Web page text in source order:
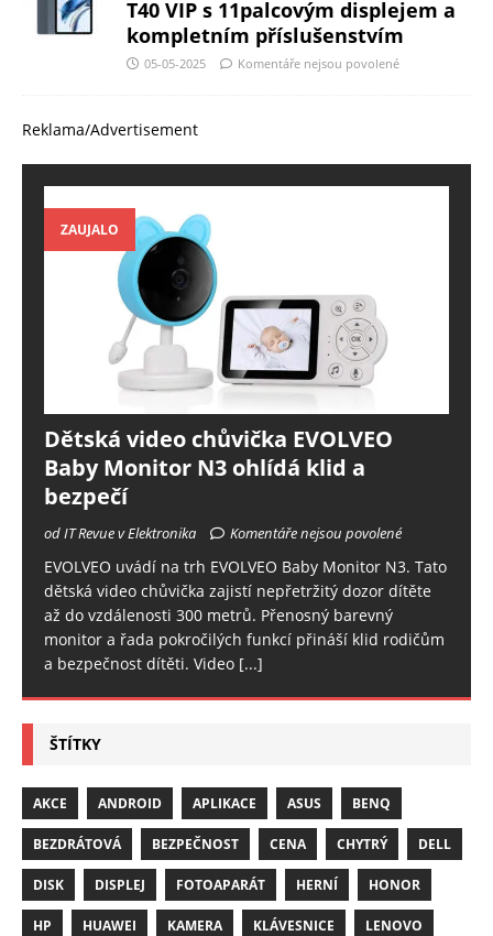
T40 VIP s 11palcovým displejem a
kompletním příslušenstvím
05-05-2025 Komentáře nejsou povolené
Reklama/Advertisement
ZAUJALO
Dětská video chůvička EVOLVEO
Baby Monitor N3 ohlídá klid a
bezpečí
od IT Revue v Elektronika Komentáře nejsou povolené
EVOLVEO uvádí na trh EVOLVEO Baby Monitor N3. Tato
dětská video chůvička zajistí nepřetržitý dozor dítěte
až do vzdálenosti 300 metrů. Přenosný barevný
monitor a řada pokročilých funkcí přináší klid rodičům
a bezpečnost dítěti. Video [...]
ŠTÍTKY
AKCE ANDROID APLIKACE ASUS BENQ
BEZDRÁTOVÁ BEZPEČNOST CENA CHYTRÝ DELL
DISK DISPLEJ FOTOAPARÁT HERNÍ HONOR
HP HUAWEI KAMERA KLÁVESNICE LENOVO